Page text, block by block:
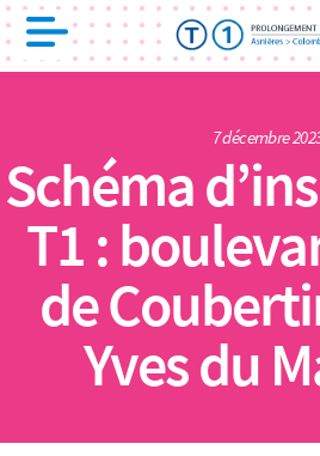
7 décembre
Schéma
T1 :
de
Yves du